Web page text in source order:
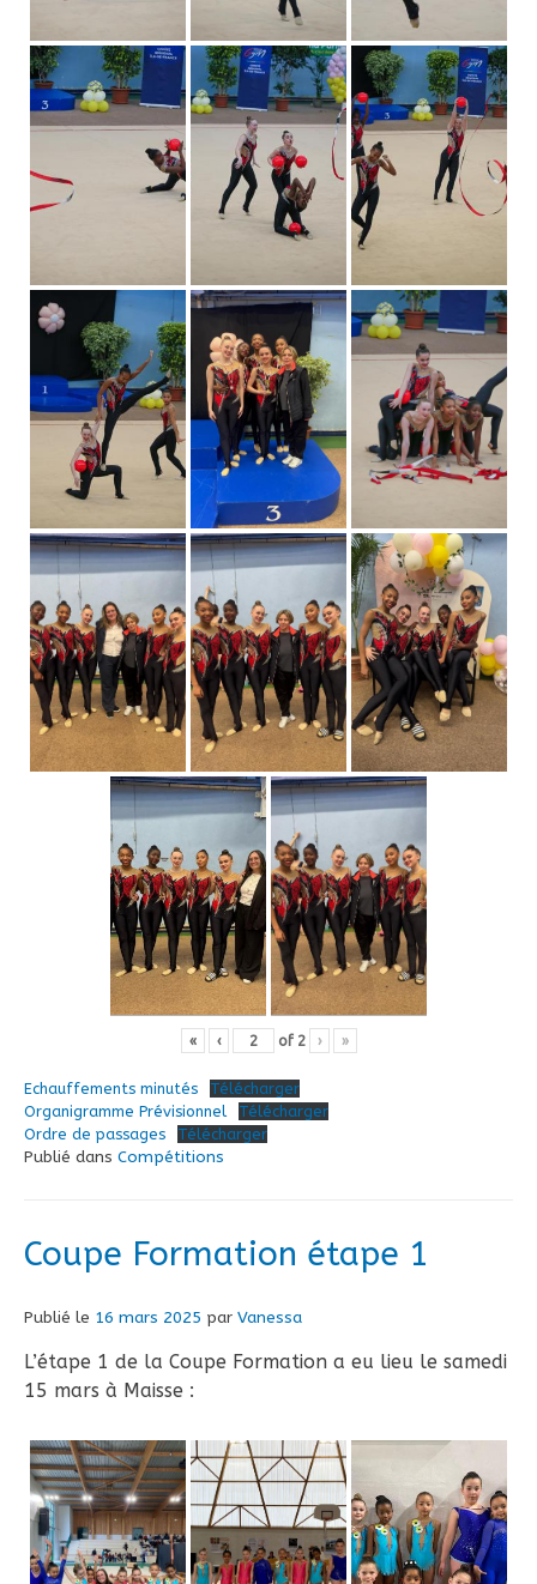
« ‹ of 2 › »
Echauffements minutés
Télécharger
Organigramme Prévisionnel
Télécharger
Ordre de passages
Télécharger
Publié dans Compétitions
Coupe Formation étape 1
Publié le 16 mars 2025 par Vanessa
L’étape 1 de la Coupe Formation a eu lieu le samedi
15 mars à Maisse :